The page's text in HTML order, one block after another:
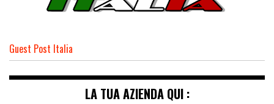
Guest Post Italia
LA TUA AZIENDA QUI :